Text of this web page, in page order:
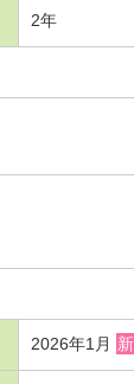
2年
2026年1月